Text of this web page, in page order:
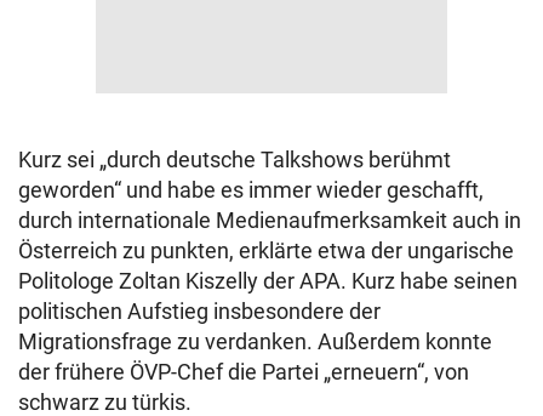
Kurz sei „durch deutsche Talkshows berühmt
geworden“ und habe es immer wieder geschafft,
durch internationale Medienaufmerksamkeit auch in
Österreich zu punkten, erklärte etwa der ungarische
Politologe Zoltan Kiszelly der APA. Kurz habe seinen
politischen Aufstieg insbesondere der
Migrationsfrage zu verdanken. Außerdem konnte
der frühere ÖVP-Chef die Partei „erneuern“, von
schwarz zu türkis.